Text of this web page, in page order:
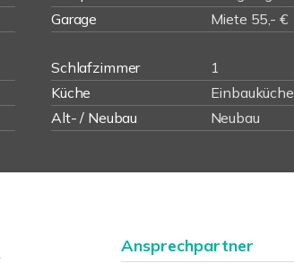
Garage
Miete 55,- €
Schlafzimmer
1
Küche
Einbauküche
Alt- / Neubau Neubau
Ansprechpartner